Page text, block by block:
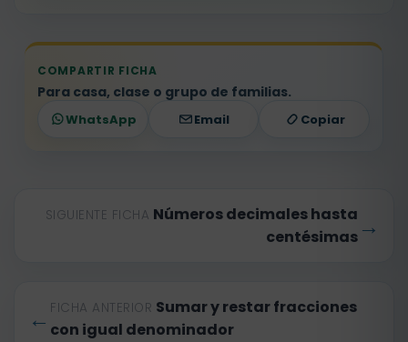
COMPARTIR FICHA
Para casa, clase o grupo de familias.
WhatsApp Email Copiar
← FICHA ANTERIOR Sumar y restar fracciones
con igual denominador
SIGUIENTE FICHA Números decimales hasta
centésimas →